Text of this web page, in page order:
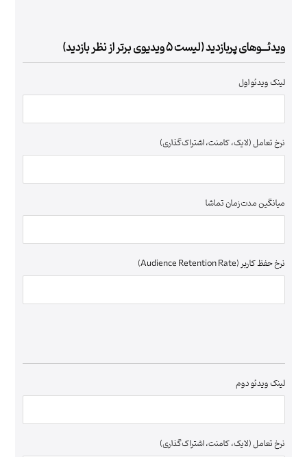
ویدئـــوهای پربازدید (لیست 5 ویدیوی برتر از نظر بازدید)
لینک ویدئو اول
نرخ تعامل (لایک، کامنت، اشتراک‌گذاری)
میانگین مدت‌زمان تماشا
نرخ حفظ کاربر (Audience Retention Rate)
لینک ویدئو دوم
نرخ تعامل (لایک، کامنت، اشتراک‌گذاری)